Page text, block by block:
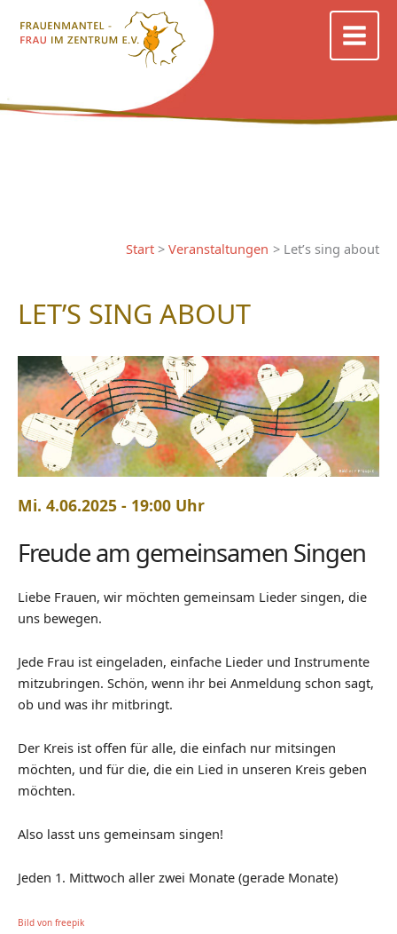
Inhalt
Start Veranstaltungen Let’s sing about
LET’S SING ABOUT
Mi. 4.06.2025 - 19:00 Uhr
Freude am gemeinsamen Singen
Liebe Frauen, wir möchten gemeinsam Lieder singen, die
uns bewegen.
Jede Frau ist eingeladen, einfache Lieder und Instrumente
mitzubringen. Schön, wenn ihr bei Anmeldung schon sagt,
ob und was ihr mitbringt.
Der Kreis ist offen für alle, die einfach nur mitsingen
möchten, und für die, die ein Lied in unseren Kreis geben
möchten.
Also lasst uns gemeinsam singen!
Jeden 1. Mittwoch aller zwei Monate (gerade Monate)
Bild von freepik